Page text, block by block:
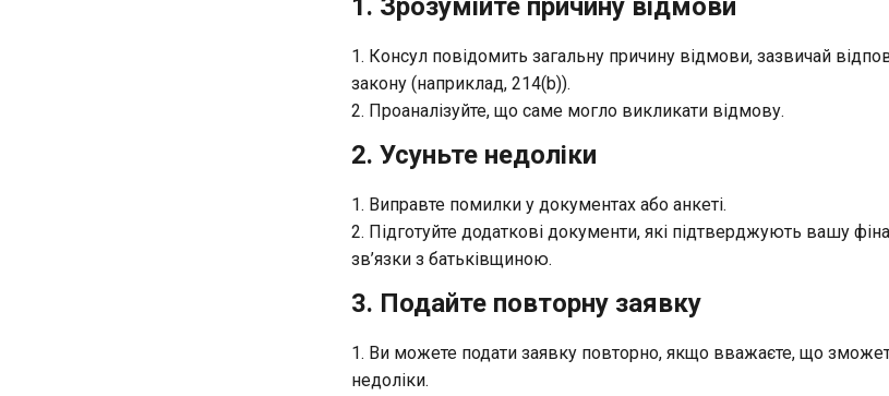
Консул повідомить загальну причину відмови, зазвичай
закону (наприклад, 214(b)).
Проаналізуйте, що саме могло викликати відмову.
2. Усуньте недоліки
Виправте помилки у документах або анкеті.
Підготуйте додаткові документи, які підтверджують вашу
зв’язки з батьківщиною.
3. Подайте повторну заявку
Ви можете подати заявку повторно, якщо вважаєте, що
недоліки.